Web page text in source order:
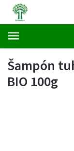
Šampón
BIO 100g